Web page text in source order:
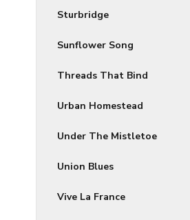
Sturbridge
Sunflower Song
Threads That Bind
Urban Homestead
Under The Mistletoe
Union Blues
Vive La France